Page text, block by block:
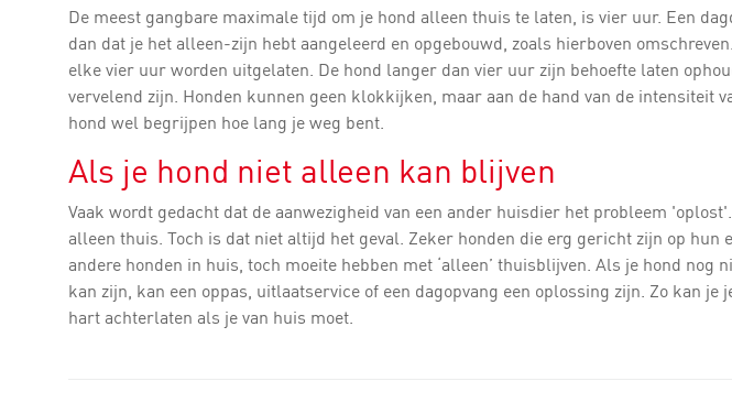
De meest gangbare maximale tijd om je hond alleen thuis te laten, is vier uur. Een
dan dat je het alleen-zijn hebt aangeleerd en opgebouwd, zoals hierboven
elke vier uur worden uitgelaten. De hond langer dan vier uur zijn behoefte laten
vervelend zijn. Honden kunnen geen klokkijken, maar aan de hand van de intensiteit
hond wel begrijpen hoe lang je weg bent.
Als je hond niet alleen kan blijven
Vaak wordt gedacht dat de aanwezigheid van een ander huisdier het probleem
alleen thuis. Toch is dat niet altijd het geval. Zeker honden die erg gericht zijn op hun
andere honden in huis, toch moeite hebben met ‘alleen’ thuisblijven. Als je hond nog
kan zijn, kan een oppas, uitlaatservice of een dagopvang een oplossing zijn. Zo kan je
hart achterlaten als je van huis moet.